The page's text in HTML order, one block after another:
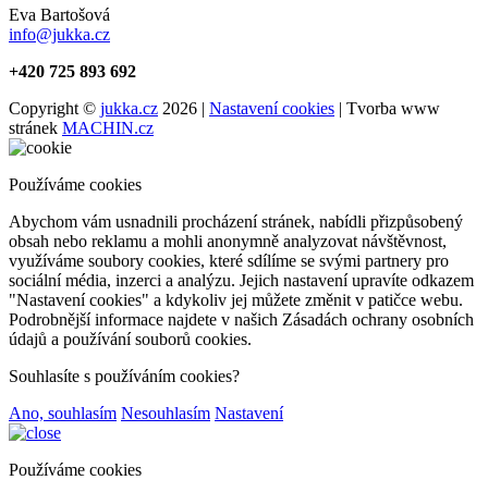
Eva Bartošová
info@jukka.cz
+420 725 893 692
Copyright © jukka.cz 2026 | Nastavení cookies | Tvorba www
stránek MACHIN.cz
Používáme cookies
Abychom vám usnadnili procházení stránek, nabídli přizpůsobený
obsah nebo reklamu a mohli anonymně analyzovat návštěvnost,
využíváme soubory cookies, které sdílíme se svými partnery pro
sociální média, inzerci a analýzu. Jejich nastavení upravíte odkazem
"Nastavení cookies" a kdykoliv jej můžete změnit v patičce webu.
Podrobnější informace najdete v našich Zásadách ochrany osobních
údajů a používání souborů cookies.
Souhlasíte s používáním cookies?
Ano, souhlasím Nesouhlasím Nastavení
Používáme cookies